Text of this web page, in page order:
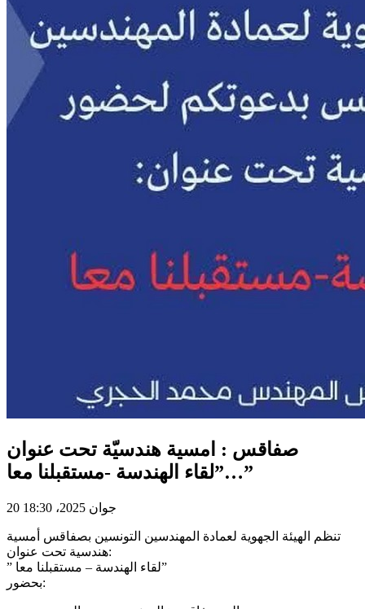
صفاقس : امسية هندسيّة تحت عنوان
…”لقاء الهندسة -مستقبلنا معا”
20 جوان 2025، 18:30
تنظم الهيئة الجهوية لعمادة المهندسين التونسين بصفاقس أمسية
هندسية تحت عنوان:
” لقاء الهندسة – مستقبلنا معا”
بحضور: